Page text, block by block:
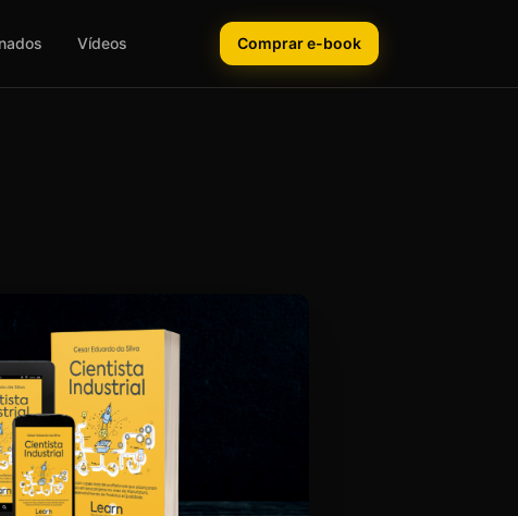
Vídeos Comprar e-book